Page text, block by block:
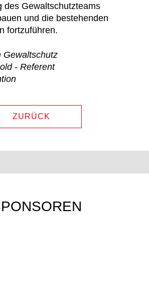
des Gewaltschutzteams
und die bestehenden
fortzuführen.
Gewaltschutz
- Referent
ZURÜCK